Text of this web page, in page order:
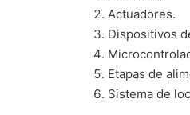
Actuadores.
Dispositivos
Etapas de
Sistema de